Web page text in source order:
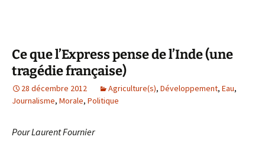
Ce que l’Express pense de l’Inde (une
tragédie française)
28 décembre 2012 Agriculture(s), Développement, Eau,
Journalisme, Morale, Politique
Pour Laurent Fournier